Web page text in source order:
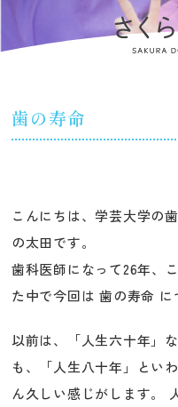
歯の寿命
こんにちは、学芸大学の
の太田です。
歯科医師になって26年、
た中で今回は 歯の寿命 に
以前は、「人生六十年」
も、「人生八十年」とい
ん久しい感じがします。